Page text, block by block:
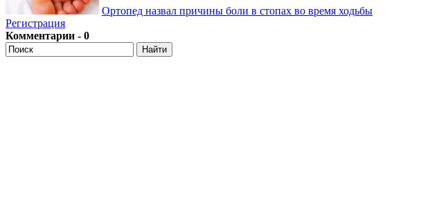
Ортопед назвал причины боли в стопах во время ходьбы
Регистрация
Комментарии - 0